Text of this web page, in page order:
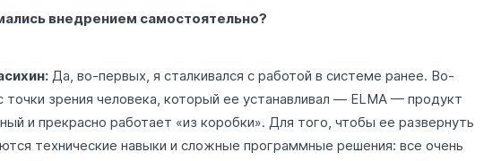
внедрением самостоятельно?
Да, во-первых, я сталкивался с работой в системе ранее. Во-
точки зрения человека, который ее устанавливал — ELMA — продукт
и прекрасно работает «из коробки». Для того, чтобы ее развернуть
технические навыки и сложные программные решения: все очень